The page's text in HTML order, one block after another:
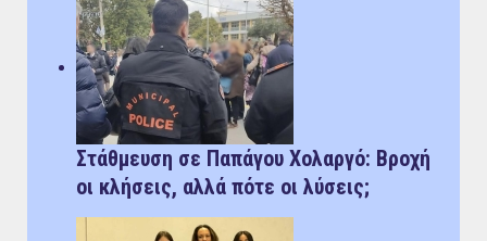
Στάθμευση σε Παπάγου Χολαργό: Bροχή
οι κλήσεις, αλλά πότε οι λύσεις;